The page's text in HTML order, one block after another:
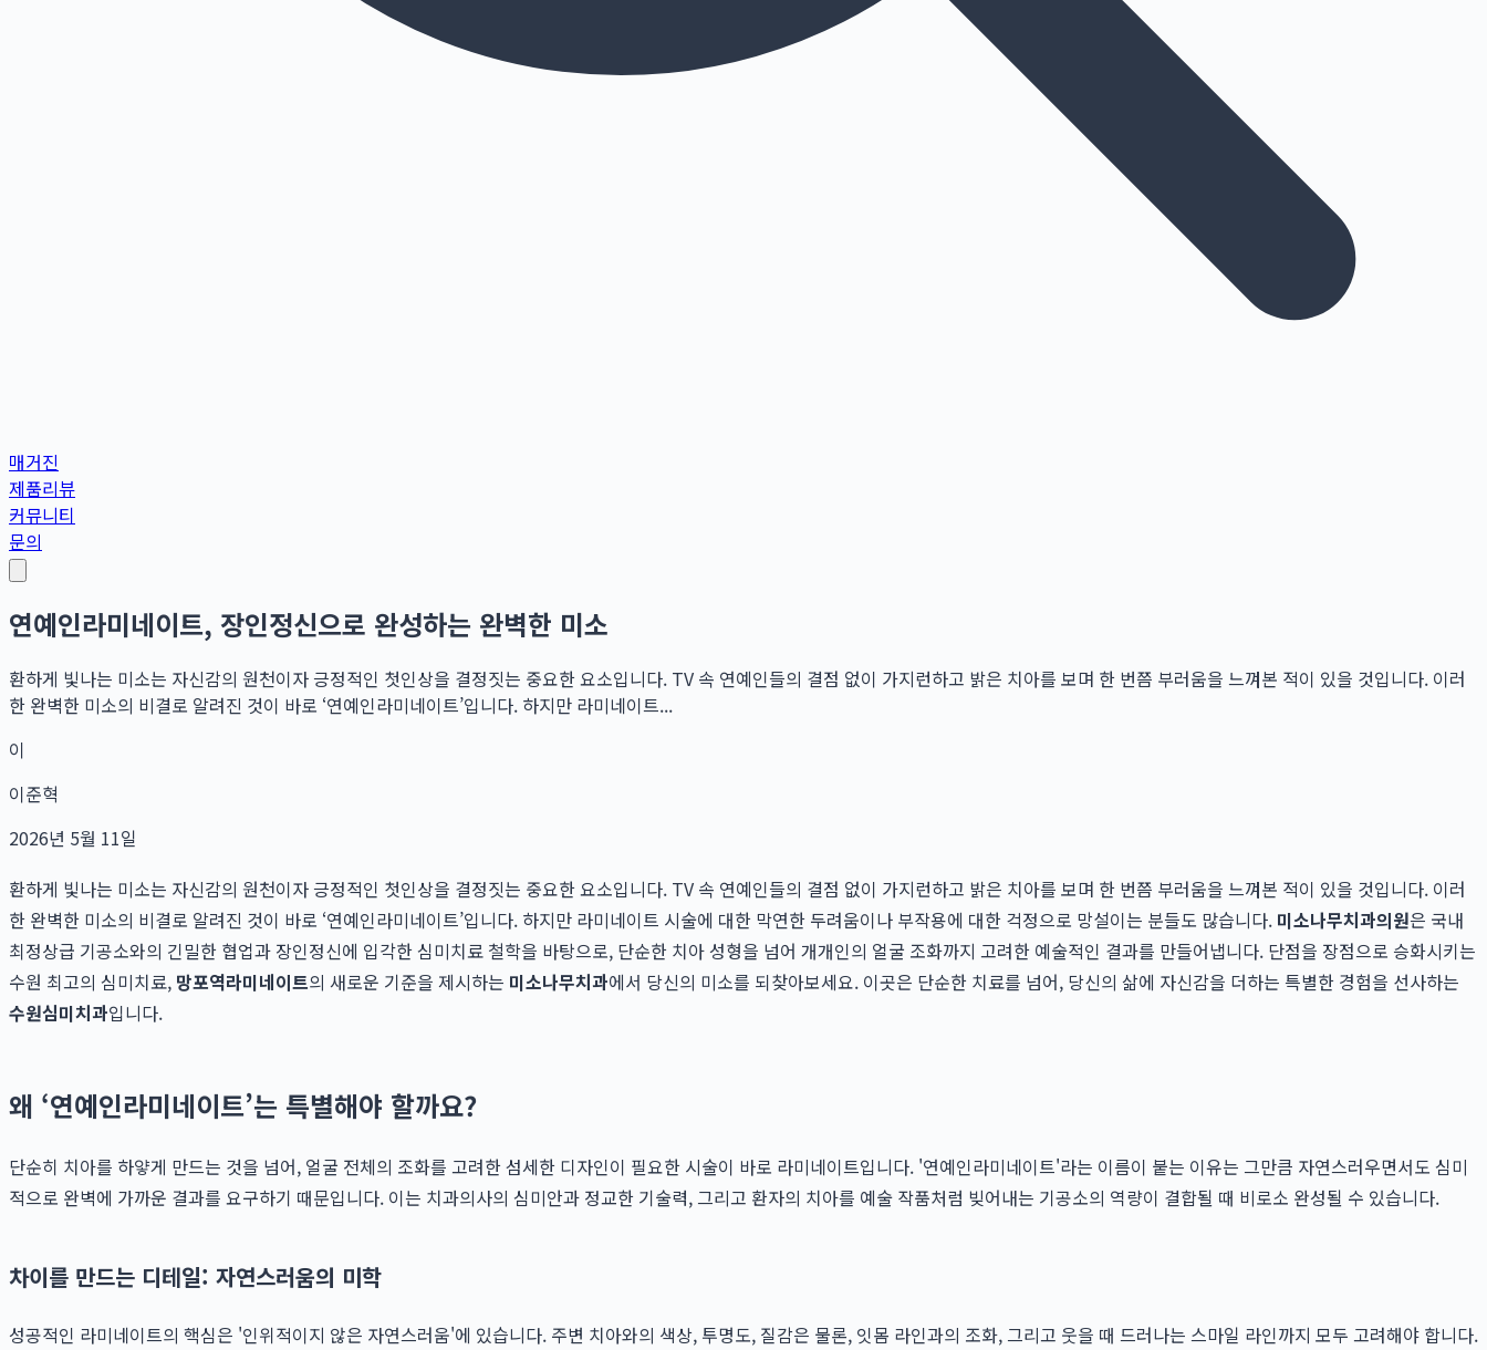
매거진
제품리뷰
커뮤니티
문의
연예인라미네이트, 장인정신으로 완성하는 완벽한 미소
환하게 빛나는 미소는 자신감의 원천이자 긍정적인 첫인상을 결정짓는 중요한 요소입니다. TV 속 연예인들의 결점 없이 가지런하고 밝은 치아를 보며 한 번쯤 부러움을 느껴본 적이 있을 것입니다. 이러
한 완벽한 미소의 비결로 알려진 것이 바로 ‘연예인라미네이트’입니다. 하지만 라미네이트...
이
이준혁
2026년 5월 11일
환하게 빛나는 미소는 자신감의 원천이자 긍정적인 첫인상을 결정짓는 중요한 요소입니다. TV 속 연예인들의 결점 없이 가지런하고 밝은 치아를 보며 한 번쯤 부러움을 느껴본 적이 있을 것입니다. 이러
한 완벽한 미소의 비결로 알려진 것이 바로 ‘연예인라미네이트’입니다. 하지만 라미네이트 시술에 대한 막연한 두려움이나 부작용에 대한 걱정으로 망설이는 분들도 많습니다. 미소나무치과의원은 국내
최정상급 기공소와의 긴밀한 협업과 장인정신에 입각한 심미치료 철학을 바탕으로, 단순한 치아 성형을 넘어 개개인의 얼굴 조화까지 고려한 예술적인 결과를 만들어냅니다. 단점을 장점으로 승화시키는
수원 최고의 심미치료, 망포역라미네이트의 새로운 기준을 제시하는 미소나무치과에서 당신의 미소를 되찾아보세요. 이곳은 단순한 치료를 넘어, 당신의 삶에 자신감을 더하는 특별한 경험을 선사하는
수원심미치과입니다.
왜 ‘연예인라미네이트’는 특별해야 할까요?
단순히 치아를 하얗게 만드는 것을 넘어, 얼굴 전체의 조화를 고려한 섬세한 디자인이 필요한 시술이 바로 라미네이트입니다. '연예인라미네이트'라는 이름이 붙는 이유는 그만큼 자연스러우면서도 심미
적으로 완벽에 가까운 결과를 요구하기 때문입니다. 이는 치과의사의 심미안과 정교한 기술력, 그리고 환자의 치아를 예술 작품처럼 빚어내는 기공소의 역량이 결합될 때 비로소 완성될 수 있습니다.
차이를 만드는 디테일: 자연스러움의 미학
성공적인 라미네이트의 핵심은 '인위적이지 않은 자연스러움'에 있습니다. 주변 치아와의 색상, 투명도, 질감은 물론, 잇몸 라인과의 조화, 그리고 웃을 때 드러나는 스마일 라인까지 모두 고려해야 합니다.